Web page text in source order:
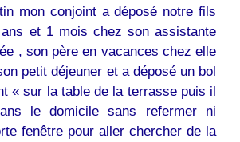
mon conjoint a déposé notre fils
et 1 mois chez son assistante
, son père en vacances chez elle
petit déjeuner et a déposé un bol
« sur la table de la terrasse puis il
le domicile sans refermer ni
fenêtre pour aller chercher de la